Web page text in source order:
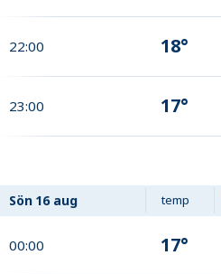
22:00 18°
23:00 17°
Sön 16 aug temp
00:00 17°